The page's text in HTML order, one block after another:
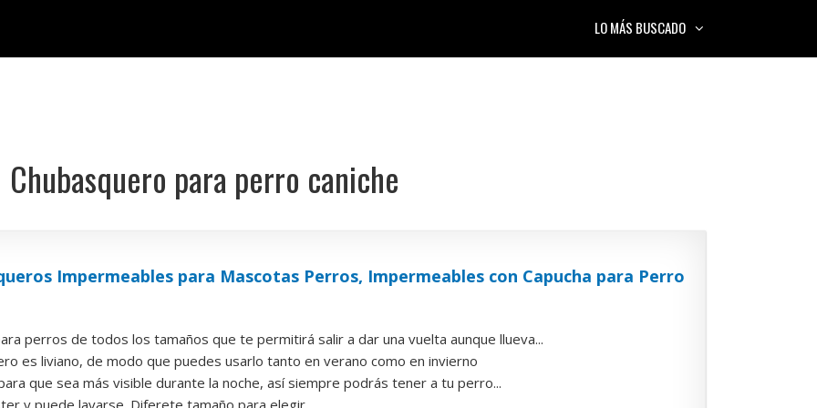
LO MÁS BUSCADO
Chubasquero para perro caniche
Impermeables para Mascotas Perros, Impermeables con Capucha para Perro
perros de todos los tamaños que te permitirá salir a dar una vuelta aunque llueva...
es liviano, de modo que puedes usarlo tanto en verano como en invierno
que sea más visible durante la noche, así siempre podrás tener a tu perro...
y puede lavarse. Diferete tamaño para elegir.